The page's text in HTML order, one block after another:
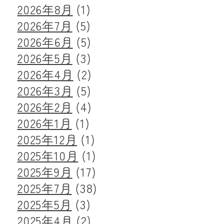
2026年8月 (1)
2026年7月 (5)
2026年6月 (5)
2026年5月 (3)
2026年4月 (2)
2026年3月 (5)
2026年2月 (4)
2026年1月 (1)
2025年12月 (1)
2025年10月 (1)
2025年9月 (17)
2025年7月 (38)
2025年5月 (3)
2025年4月 (2)